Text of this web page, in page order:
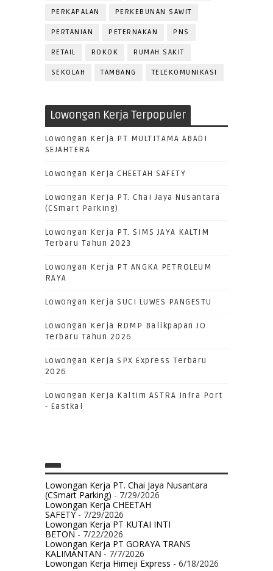
PERKAPALAN PERKEBUNAN SAWIT
PERTANIAN PETERNAKAN PNS
RETAIL ROKOK RUMAH SAKIT
SEKOLAH TAMBANG TELEKOMUNIKASI
Lowongan Kerja Terpopuler
Lowongan Kerja PT MULTITAMA ABADI
SEJAHTERA
Lowongan Kerja CHEETAH SAFETY
Lowongan Kerja PT. Chai Jaya Nusantara
(CSmart Parking)
Lowongan Kerja PT. SIMS JAYA KALTIM
Terbaru Tahun 2023
Lowongan Kerja PT ANGKA PETROLEUM
RAYA
Lowongan Kerja SUCI LUWES PANGESTU
Lowongan Kerja RDMP Balikpapan JO
Terbaru Tahun 2026
Lowongan Kerja SPX Express Terbaru
2026
Lowongan Kerja Kaltim ASTRA Infra Port
- Eastkal
Lowongan Kerja PT. Chai Jaya Nusantara
(CSmart Parking) - 7/29/2026
Lowongan Kerja CHEETAH
SAFETY- 7/29/2026
Lowongan Kerja PT KUTAI INTI
BETON- 7/22/2026
Lowongan Kerja PT GORAYA TRANS
KALIMANTAN- 7/7/2026
Lowongan Kerja Himeji Express - 6/18/2026